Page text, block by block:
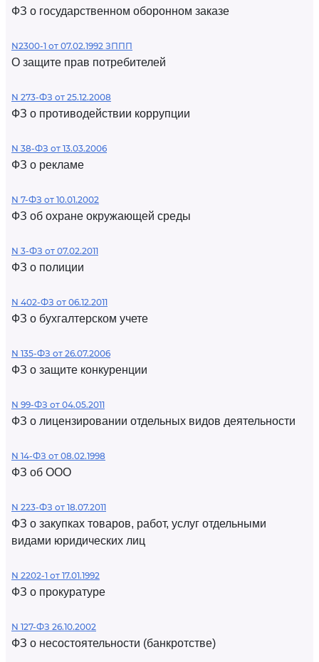
ФЗ о государственном оборонном заказе
N2300-1 от 07.02.1992 ЗППП
О защите прав потребителей
N 273-ФЗ от 25.12.2008
ФЗ о противодействии коррупции
N 38-ФЗ от 13.03.2006
ФЗ о рекламе
N 7-ФЗ от 10.01.2002
ФЗ об охране окружающей среды
N 3-ФЗ от 07.02.2011
ФЗ о полиции
N 402-ФЗ от 06.12.2011
ФЗ о бухгалтерском учете
N 135-ФЗ от 26.07.2006
ФЗ о защите конкуренции
N 99-ФЗ от 04.05.2011
ФЗ о лицензировании отдельных видов деятельности
N 14-ФЗ от 08.02.1998
ФЗ об ООО
N 223-ФЗ от 18.07.2011
ФЗ о закупках товаров, работ, услуг отдельными
видами юридических лиц
N 2202-1 от 17.01.1992
ФЗ о прокуратуре
N 127-ФЗ 26.10.2002
ФЗ о несостоятельности (банкротстве)